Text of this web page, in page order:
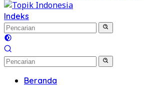
Indeks
Beranda